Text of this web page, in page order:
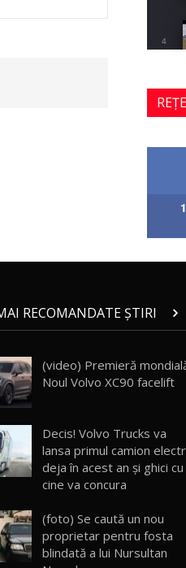
4
5
RECOMANDATE ȘTIRI
(video) Premieră
Noul Volvo XC90 facelift
Decis! Volvo Trucks va
lansa primul camion
deja în acest an şi ghici cu
cine va concura
(foto) Se caută un nou
proprietar pentru fosta
blindată a lui Nursultan